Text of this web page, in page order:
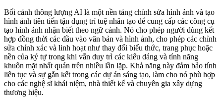
Bối cảnh thông lượng AI là một nền tảng chỉnh sửa hình ảnh và tạo
hình ảnh tiên tiến tận dụng trí tuệ nhân tạo để cung cấp các công cụ
tạo hình ảnh nhận biết theo ngữ cảnh. Nó cho phép người dùng kết
hợp đồng thời các đầu vào văn bản và hình ảnh, cho phép các chỉnh
sửa chính xác và linh hoạt như thay đổi biểu thức, trang phục hoặc
nền của ký tự trong khi vẫn duy trì các kiểu dáng và tính năng
khuôn mặt nhất quán trên nhiều lần lặp. Khả năng này đảm bảo tính
liên tục và sự gắn kết trong các dự án sáng tạo, làm cho nó phù hợp
cho các nghệ sĩ khái niệm, nhà thiết kế và chuyên gia xây dựng
thương hiệu.